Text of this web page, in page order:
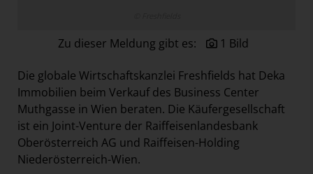
MEDIA
KONTAKT
Zu dieser Meldung gibt es: 1 Bild
Die globale Wirtschaftskanzlei Freshfields hat Deka
Immobilien beim Verkauf des Business Center
Muthgasse in Wien beraten. Die Käufergesellschaft
ist ein Joint-Venture der Raiffeisenlandesbank
Oberösterreich AG und Raiffeisen-Holding
Niederösterreich-Wien.